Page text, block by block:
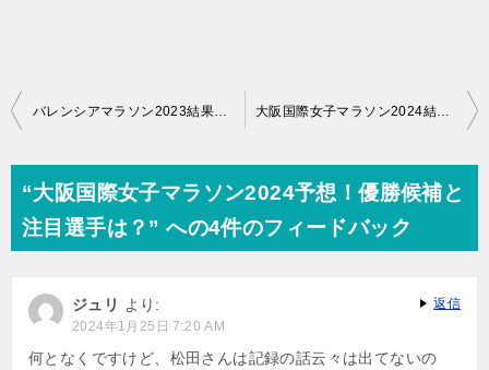
投
ビ
ゲ
シ
ョ
“大阪国際女子マラソン2024予想！優勝候補と
注目選手は？” への4件のフィードバック
ジュリ より:
2024年1月25日 7:20 AM
何となくですけど、松田さんは記録の話云々は出てないの
返信